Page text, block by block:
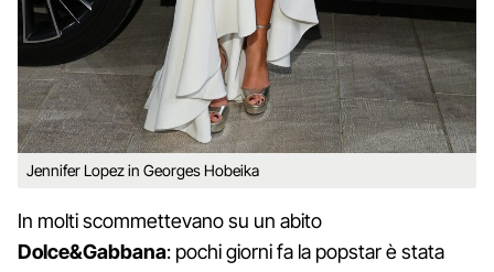
Jennifer Lopez in Georges Hobeika
In molti scommettevano su un abito
Dolce&Gabbana: pochi giorni fa la popstar è stata